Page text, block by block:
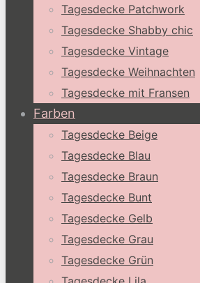
Tagesdecke Patchwork
Tagesdecke Shabby chic
Tagesdecke Vintage
Tagesdecke Weihnachten
Tagesdecke mit Fransen
Farben
Tagesdecke Beige
Tagesdecke Blau
Tagesdecke Braun
Tagesdecke Bunt
Tagesdecke Gelb
Tagesdecke Grau
Tagesdecke Grün